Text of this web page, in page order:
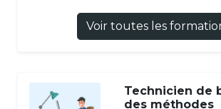
Voir toutes les
Technicien de
des méthodes